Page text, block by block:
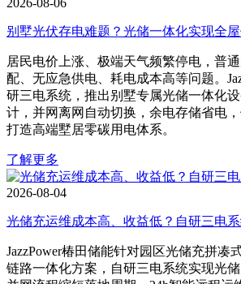
别墅光伏存电难题？光储一体化实现全
居民电价上涨、极端天气频繁停电，普
配、无应急供电、耗电成本高等问题。
研三电系统，推出别墅专属光储一体化
计，并网离网自动切换，余电存储省电
打造高端墅居零碳用电体系。
了解更多
2026-08-04
光储充运维成本高、收益低？自研三电
JazzPower椿田储能针对园区光储充拼凑
链路一体化方案，自研三电系统实现光